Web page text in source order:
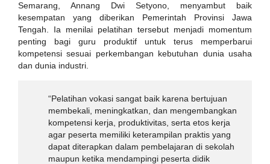
Semarang, Annang Dwi Setyono, menyambut baik
kesempatan yang diberikan Pemerintah Provinsi Jawa
Tengah. Ia menilai pelatihan tersebut menjadi momentum
penting bagi guru produktif untuk terus memperbarui
kompetensi sesuai perkembangan kebutuhan dunia usaha
dan dunia industri.
“Pelatihan vokasi sangat baik karena bertujuan
membekali, meningkatkan, dan mengembangkan
kompetensi kerja, produktivitas, serta etos kerja
agar peserta memiliki keterampilan praktis yang
dapat diterapkan dalam pembelajaran di sekolah
maupun ketika mendampingi peserta didik